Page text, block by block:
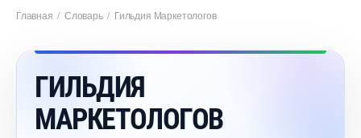
Главная / Словарь/ Гильдия Маркетолого
ГИЛЬДИЯ
МАРКЕТОЛОГО